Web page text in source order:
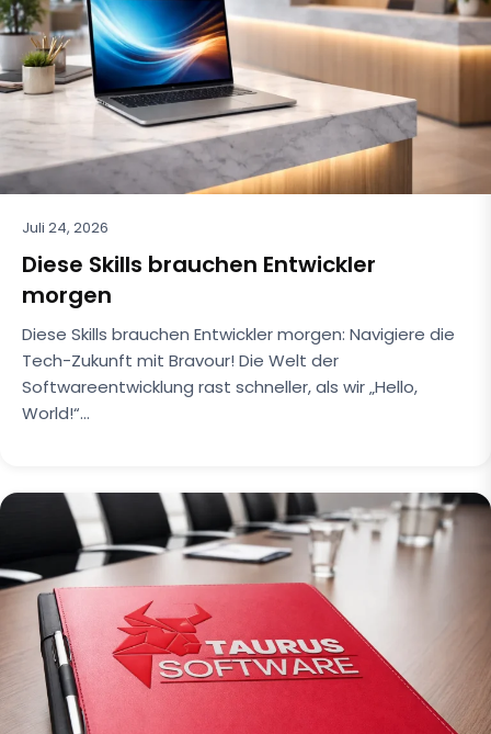
Juli 24, 2026
Diese Skills brauchen Entwickler
morgen
Diese Skills brauchen Entwickler morgen: Navigiere die
Tech-Zukunft mit Bravour! Die Welt der
Softwareentwicklung rast schneller, als wir „Hello,
World!“…